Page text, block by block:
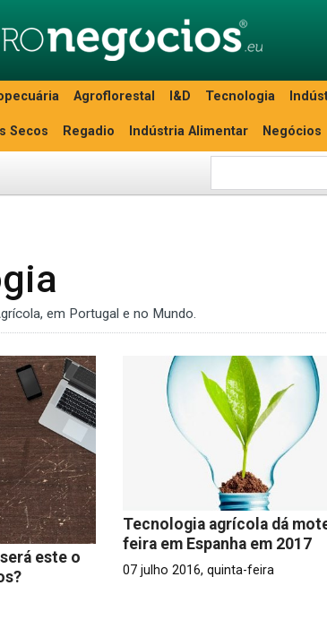
Agroflorestal I&D Tecnologia
Secos Regadio Indústria Alimentar Negócios
em Portugal e no Mundo.
este o
Tecnologia agrícola dá
feira em Espanha em 2017
07 julho 2016, quinta-feira